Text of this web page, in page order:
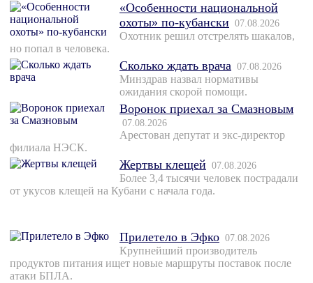
«Особенности национальной
охоты» по-кубански 07.08.2026
Охотник решил отстрелять шакалов,
но попал в человека.
Сколько ждать врача 07.08.2026
Минздрав назвал нормативы
ожидания скорой помощи.
Воронок приехал за Смазновым
07.08.2026
Арестован депутат и экс-директор
филиала НЭСК.
Жертвы клещей 07.08.2026
Более 3,4 тысячи человек пострадали
от укусов клещей на Кубани с начала года.
Прилетело в Эфко 07.08.2026
Крупнейший производитель
продуктов питания ищет новые маршруты поставок после
атаки БПЛА.